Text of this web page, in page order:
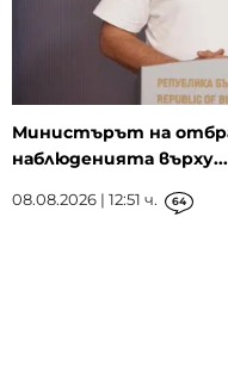
Министърът на
наблюденията върху...
08.08.2026 | 12:51 ч. 64